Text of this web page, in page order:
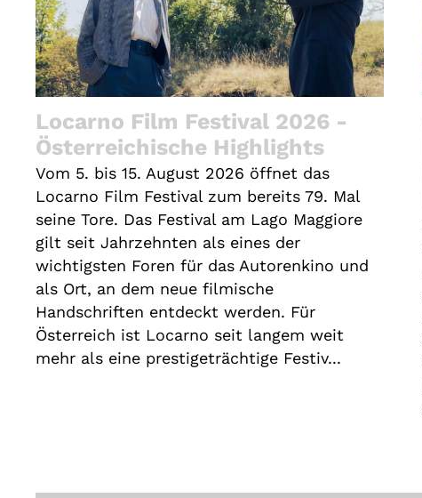
Locarno Film Festival 2026 -
Österreichische Highlights
Vom 5. bis 15. August 2026 öffnet das
Locarno Film Festival zum bereits 79. Mal
seine Tore. Das Festival am Lago Maggiore
gilt seit Jahrzehnten als eines der
wichtigsten Foren für das Autorenkino und
als Ort, an dem neue filmische
Handschriften entdeckt werden. Für
Österreich ist Locarno seit langem weit
mehr als eine prestigeträchtige Festiv...